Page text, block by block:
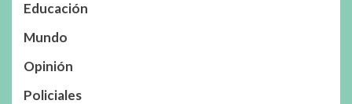
Educación
Mundo
Opinión
Policiales